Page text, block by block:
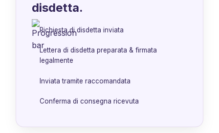
disdetta.
Richiesta di disdetta inviata
Lettera di disdetta preparata & firmata
legalmente
Inviata tramite raccomandata
Conferma di consegna ricevuta